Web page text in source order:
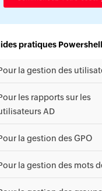
pratiques
la gestion des
les rapports sur les
AD
la gestion des GPO
la gestion des mots